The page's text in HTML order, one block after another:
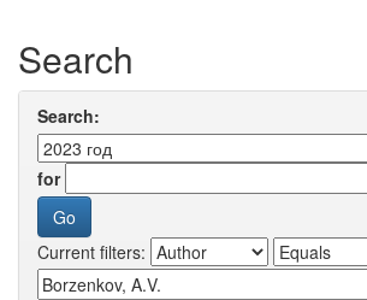
Search
Search:
for
Current filters: